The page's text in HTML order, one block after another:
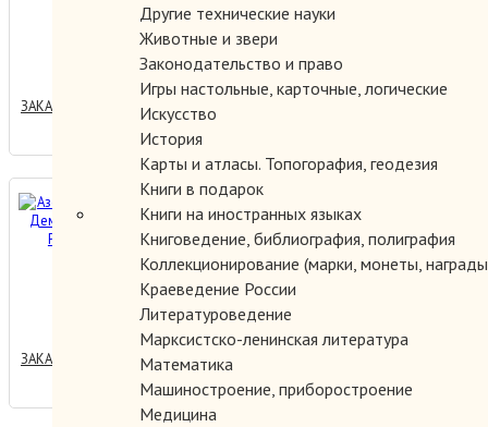
Другие технические науки
Животные и звери
Законодательство и право
Игры настольные, карточные, логические
Искусство
История
Карты и атласы. Топогорафия, геодезия
Книги в подарок
Книги на иностранных языках
Книговедение, библиография, полиграфия
Коллекционирование (марки, монеты,
Краеведение России
Литературоведение
Марксистско-ленинская литература
Математика
Машиностроение, приборостроение
Медицина
800.00 руб.
ЗАКАЗАТЬ
Азербайджанская
Демократическая
Республика.
400.00 руб.
ЗАКАЗАТЬ